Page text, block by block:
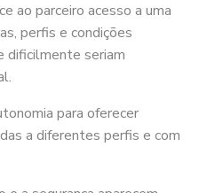
ao parceiro acesso a uma
perfis e condições
dificilmente seriam
para oferecer
a diferentes perfis e com